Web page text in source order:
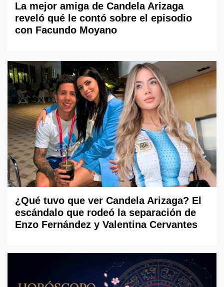
La mejor amiga de Candela Arizaga
reveló qué le contó sobre el episodio
con Facundo Moyano
¿Qué tuvo que ver Candela Arizaga? El
escándalo que rodeó la separación de
Enzo Fernández y Valentina Cervantes